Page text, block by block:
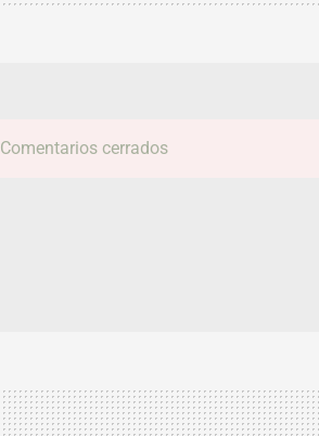
Comentarios cerrados